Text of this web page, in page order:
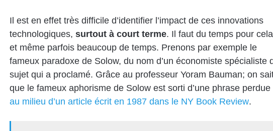
Il est en effet très difficile d’identifier l’impact de ces innovations
technologiques, surtout à court terme. Il faut du temps pour cela
et même parfois beaucoup de temps. Prenons par exemple le
fameux paradoxe de Solow, du nom d’un économiste spécialiste
sujet qui a proclamé. Grâce au professeur Yoram Bauman; on
que le fameux aphorisme de Solow est sorti d’une phrase perdue
au milieu d’un article écrit en 1987 dans le NY Book Review.